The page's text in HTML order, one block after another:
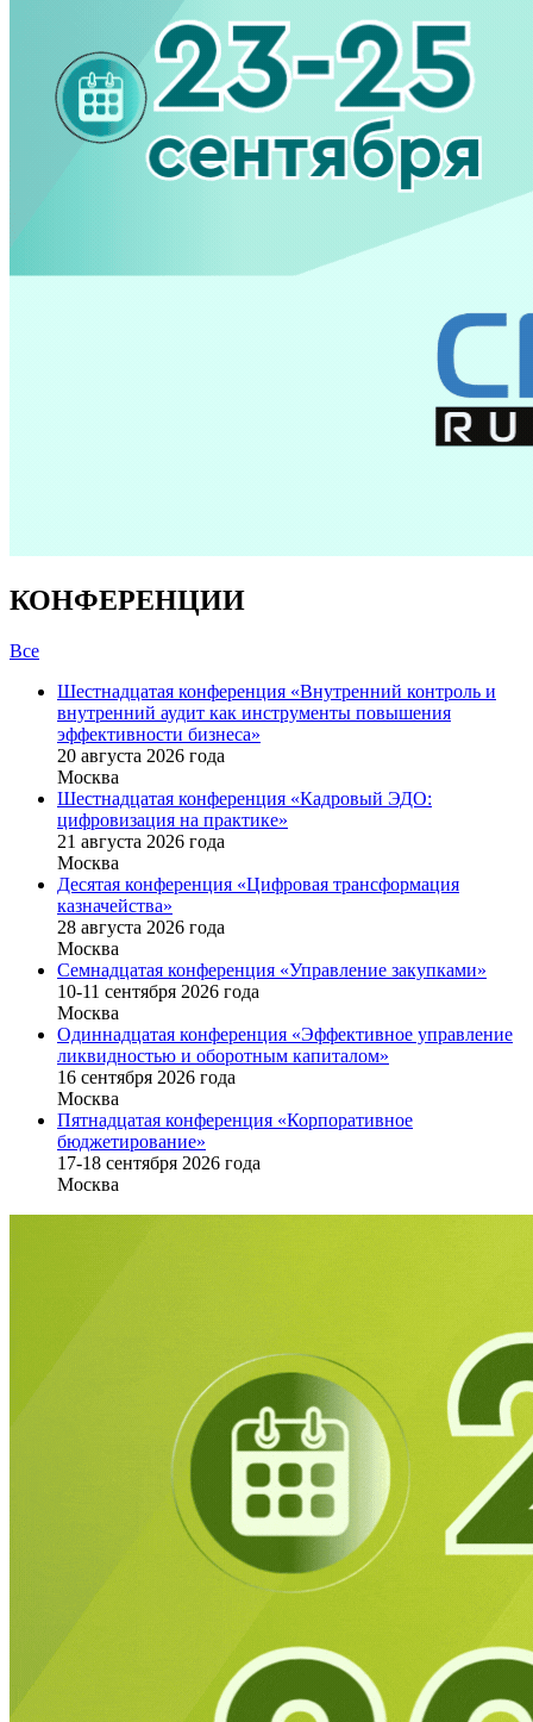
КОНФЕРЕНЦИИ
Все
Шестнадцатая конференция «Внутренний контроль и
внутренний аудит как инструменты повышения
эффективности бизнеса»
20 августа 2026 года
Москва
Шестнадцатая конференция «Кадровый ЭДО:
цифровизация на практике»
21 августа 2026 года
Москва
Десятая конференция «Цифровая трансформация
казначейства»
28 августа 2026 года
Москва
Семнадцатая конференция «Управление закупками»
10-11 сентября 2026 года
Москва
Одиннадцатая конференция «Эффективное управление
ликвидностью и оборотным капиталом»
16 cентября 2026 года
Москва
Пятнадцатая конференция «Корпоративное
бюджетирование»
17-18 сентября 2026 года
Москва